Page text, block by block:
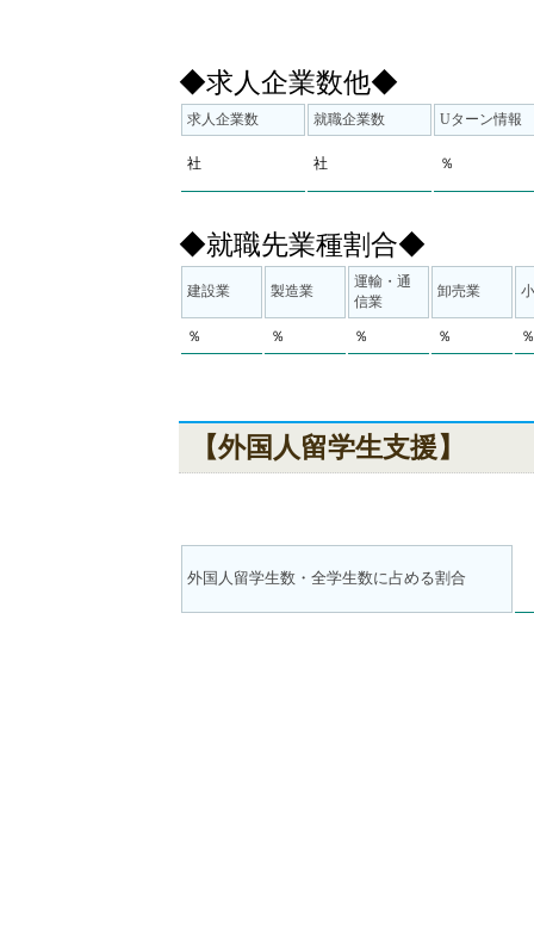
◆求人企業数他◆
求人企業数 就職企業数 Uターン情報
社 社 ％
◆就職先業種割合◆
建設業 製造業
運輸・通
信業
卸売業
％ ％ ％ ％ ％
【外国人留学生支援】
外国人留学生数・全学生数に占める割合